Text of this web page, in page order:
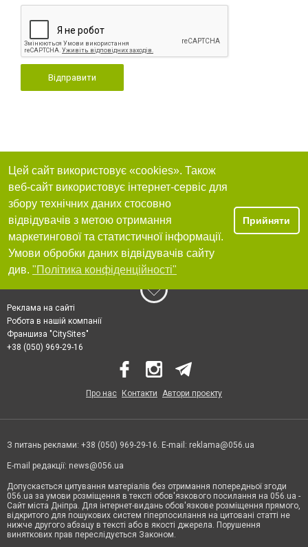
Відправити
Цей сайт використовує «cookies». Також
веб-сайт використовує інтернет-сервіс для
збору технічних даних стосовно
відвідувачів з метою отримання
маркетингової та статистичної інформації.
Умови обробки даних відвідувачів сайту
див. "Політика конфіденційності"
Прийняти
Реклама на сайті
Робота в нашій компанії
Франшиза "CitySites"
+38 (050) 969-29-16
Про нас Контакти Автори проєкту
З питань реклами: +38 (050) 969-29-16. E-mail: reklama@056.ua
E-mail редакції: news@056.ua
Допускається цитування матеріалів без отримання попередньої згоди
056.ua за умови розміщення в тексті обов'язкового посилання на 056.ua -
Сайт міста Дніпра. Для інтернет-видань обов'язкове розміщення прямого,
відкритого для пошукових систем гіперпосилання на цитовані статті не
нижче другого абзацу в тексті або в якості джерела. Порушення
виняткових прав переслідується Законом.